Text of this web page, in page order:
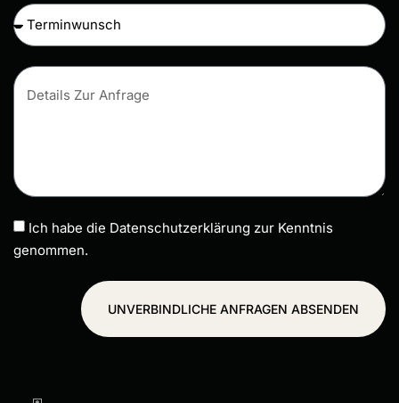
Ich habe die Datenschutzerklärung zur Kenntnis
genommen.
UNVERBINDLICHE ANFRAGEN ABSENDEN